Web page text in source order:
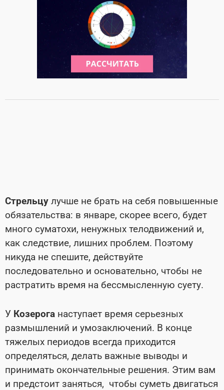
Стрельцу лучше не брать на себя повышенные
обязательства: в январе, скорее всего, будет
много суматохи, ненужных телодвижений и,
как следствие, лишних проблем. Поэтому
никуда не спешите, действуйте
последовательно и основательно, чтобы не
растратить время на бессмысленную суету.
У Козерога наступает время серьезных
размышлений и умозаключений. В конце
тяжелых периодов всегда приходится
определяться, делать важные выводы и
принимать окончательные решения. Этим вам
и предстоит заняться, чтобы суметь двигаться